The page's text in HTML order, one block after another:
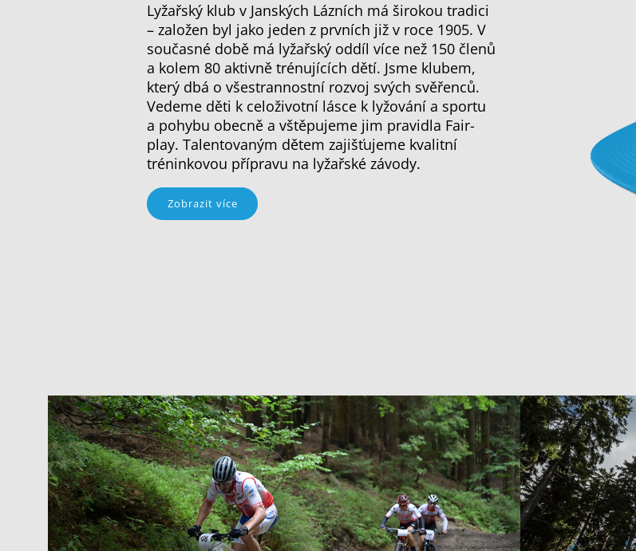
Lyžařský klub v Janských Lázních má širokou tradici
– založen byl jako jeden z prvních již v roce 1905. V
současné době má lyžařský oddíl více než 150 členů
a kolem 80 aktivně trénujících dětí. Jsme klubem,
který dbá o všestrannostní rozvoj svých svěřenců.
Vedeme děti k celoživotní lásce k lyžování a sportu
a pohybu obecně a vštěpujeme jim pravidla Fair-
play. Talentovaným dětem zajišťujeme kvalitní
tréninkovou přípravu na lyžařské závody.
Zobrazit více